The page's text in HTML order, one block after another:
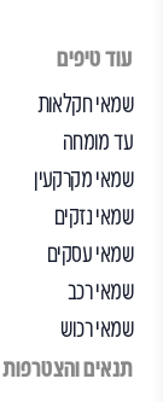
עוד טיפים
שמאי חקלאות
עד מומחה
שמאי מקרקעין
שמאי נזקים
שמאי עסקים
שמאי רכב
שמאי רכוש
תנאים והצטרפות